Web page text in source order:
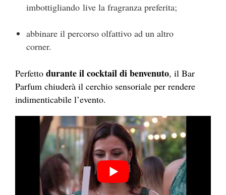
imbottigliando live la fragranza preferita;
abbinare il percorso olfattivo ad un altro
corner.
Perfetto durante il cocktail di benvenuto, il Bar
Parfum chiuderà il cerchio sensoriale per rendere
indimenticabile l’evento.